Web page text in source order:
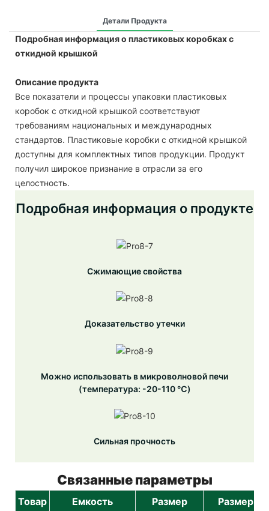
Детали Продукта
Подробная информация о пластиковых коробках с
откидной крышкой
Описание продукта
Все показатели и процессы упаковки пластиковых
коробок с откидной крышкой соответствуют
требованиям национальных и международных
стандартов. Пластиковые коробки с откидной крышкой
доступны для комплектных типов продукции. Продукт
получил широкое признание в отрасли за его
целостность.
Подробная информация о продукте
Сжимающие свойства
Доказательство утечки
Можно использовать в микроволновой печи
(температура: -20-110 ℃)
Сильная прочность
Связанные параметры
Товар Емкость
Размер
Размер